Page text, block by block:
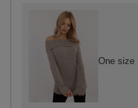
One size